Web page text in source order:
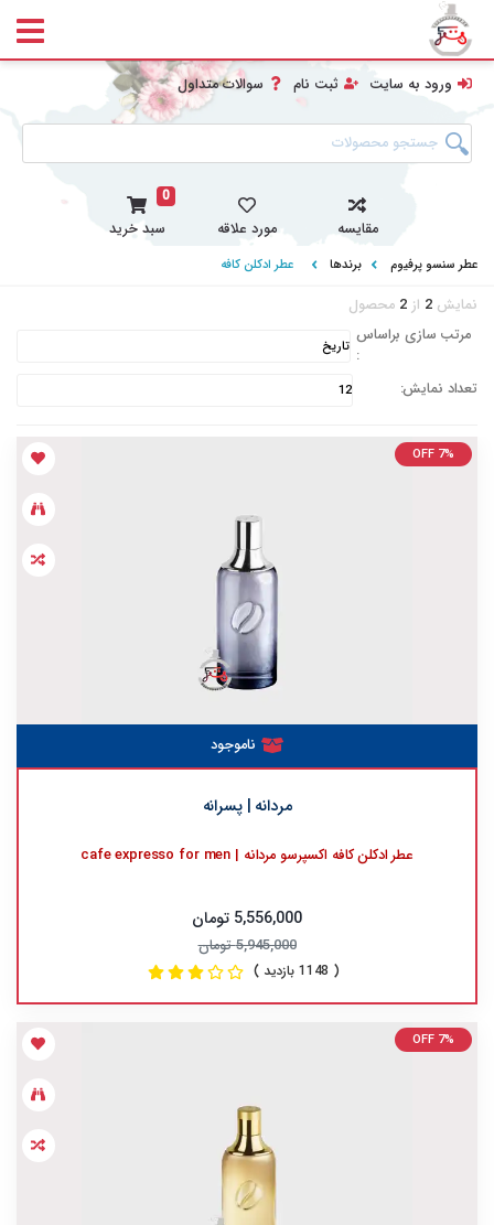
ورود به سایت ثبت نام سوالات متداول
مقایسه مورد علاقه
0
سبد خرید
عطر سنسو پرفیوم برندها عطر ادکلن کافه
نمایش 2 از 2 محصول
مرتب سازی براساس
:
تعداد نمایش:
OFF 7%
ناموجود
مردانه | پسرانه
عطر ادکلن کافه اکسپرسو مردانه | cafe expresso for men
5,556,000 تومان
5,945,000 تومان
( 1148 بازدید )
OFF 7%